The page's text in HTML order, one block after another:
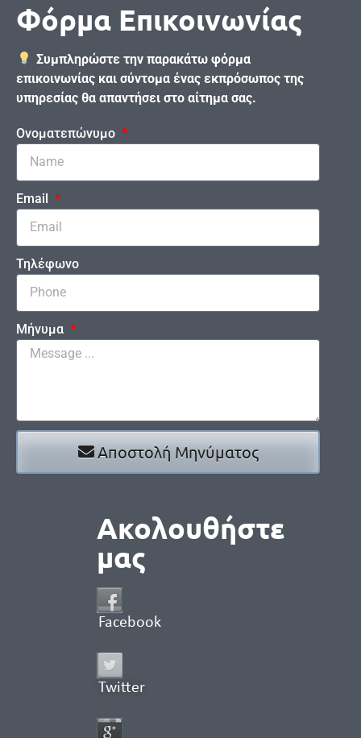
Φόρμα Επικοινωνίας
Συμπληρώστε την παρακάτω φόρμα
επικοινωνίας και σύντομα ένας εκπρόσωπος της
υπηρεσίας θα απαντήσει στο αίτημα σας.
Ονοματεπώνυμο
Email
Τηλέφωνο
Μήνυμα
Αποστολή Μηνύματος
Ακολουθήστε
μας
Facebook
Twitter